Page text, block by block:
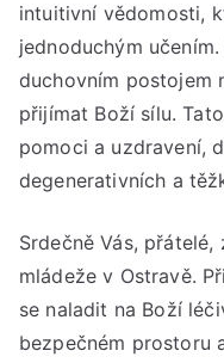
intuitivní vědomosti,
jednoduchým
duchovním postojem
přijímat Boží sílu.
pomoci a uzdravení,
degenerativních a
Srdečně Vás,
mládeže v Ostravě.
se naladit na Boží
bezpečném prostoru